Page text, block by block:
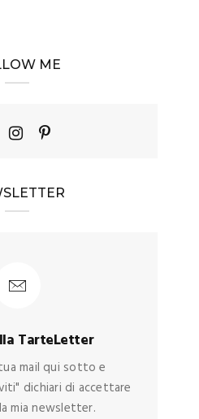
ME
TarteLetter
mail qui sotto e
dichiari di accettare
mia newsletter.